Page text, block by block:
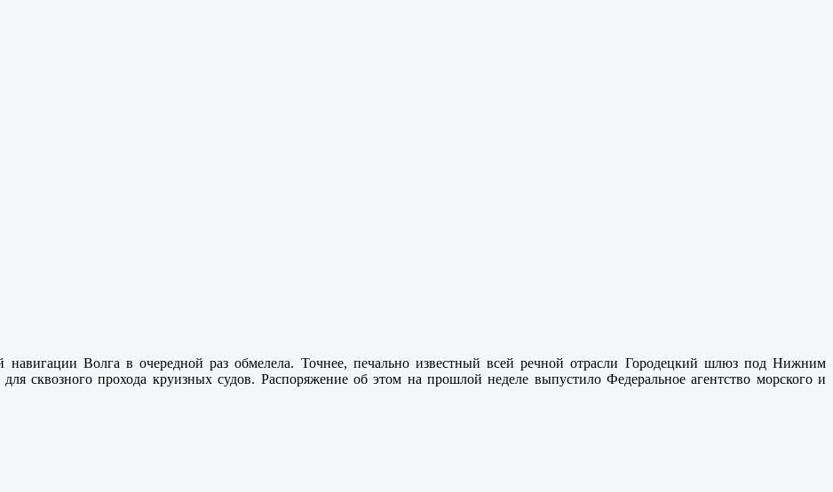
Волга в очередной раз обмелела. Точнее, печально известный всей речной отрасли Городецкий шлюз под Нижним
сквозного прохода круизных судов. Распоряжение об этом на прошлой неделе выпустило Федеральное агентство морского и